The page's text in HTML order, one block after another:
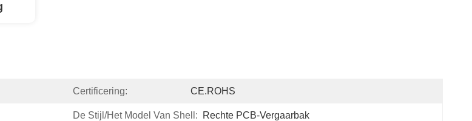
Certificering: CE.ROHS
De Stijl/het Model Van Shell: Rechte PCB-Vergaarbak